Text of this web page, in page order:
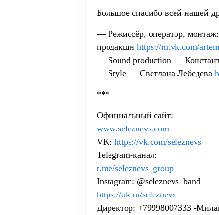
Большое спасибо всей нашей
— Режиссёр, оператор,
продакшн https://m.vk.com/
— Sound production —
— Style — Светлана Лебедева
***
Официальный сайт:
www.seleznevs.com
VK: https://vk.com/seleznevs
Telegram-канал:
t.me/seleznevs_group
Instagram: @seleznevs_band
https://ok.ru/seleznevs
Директор: +79998007333 -